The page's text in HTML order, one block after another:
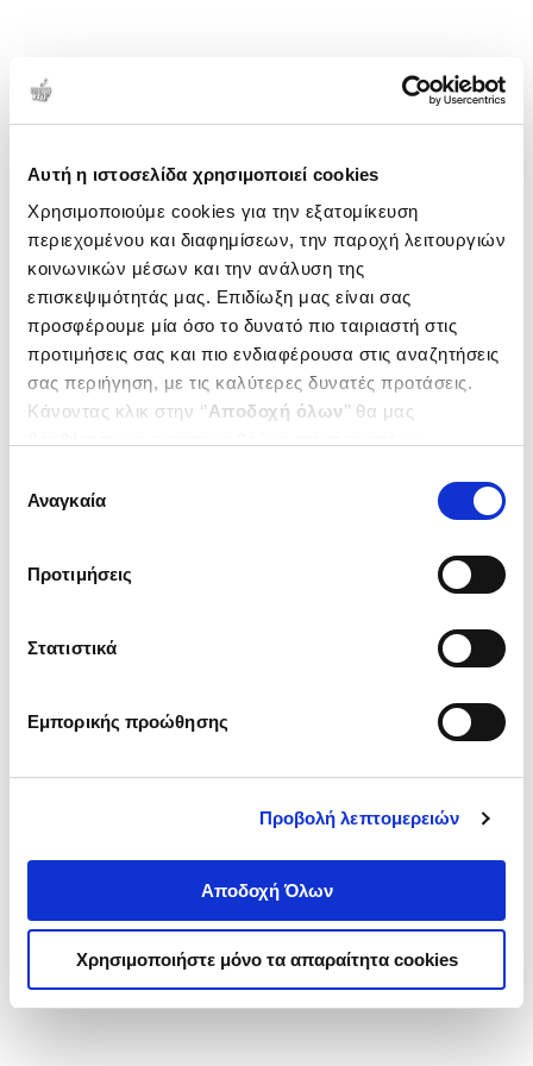
Αυτή η ιστοσελίδα χρησιμοποιεί cookies
Χρησιμοποιούμε cookies για την εξατομίκευση
περιεχομένου και διαφημίσεων, την παροχή λειτουργιών
κοινωνικών μέσων και την ανάλυση της
επισκεψιμότητάς μας. Επιδίωξη μας είναι σας
προσφέρουμε μία όσο το δυνατό πιο ταιριαστή στις
προτιμήσεις σας και πιο ενδιαφέρουσα στις αναζητήσεις
σας περιήγηση, με τις καλύτερες δυνατές προτάσεις.
Κάνοντας κλικ στην ‘’Αποδοχή όλων’’ θα μας
ενδιαφέρουν και να επιλέξετε από τα παρακάτω με την
΄΄και να ενημερωθείτε σχετικά με
συγκατάθεσης
Αναγκαία
Προτιμήσεις
Στατιστικά
Εμπορικής προώθησης
Προβολή λεπτομερειών
Αποδοχή Όλων
Χρησιμοποιήστε μόνο τα απαραίτητα cookies